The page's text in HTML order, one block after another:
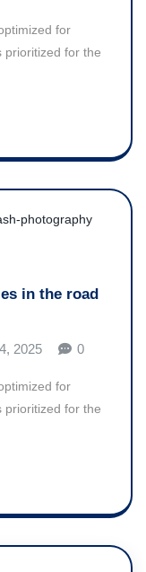
for
prioritized for the
in the road
2025 0
for
prioritized for the